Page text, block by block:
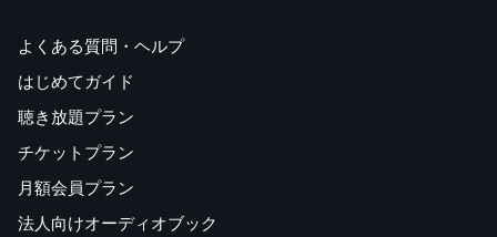
よくある質問・ヘルプ
はじめてガイド
聴き放題プラン
チケットプラン
月額会員プラン
法人向けオーディオブック